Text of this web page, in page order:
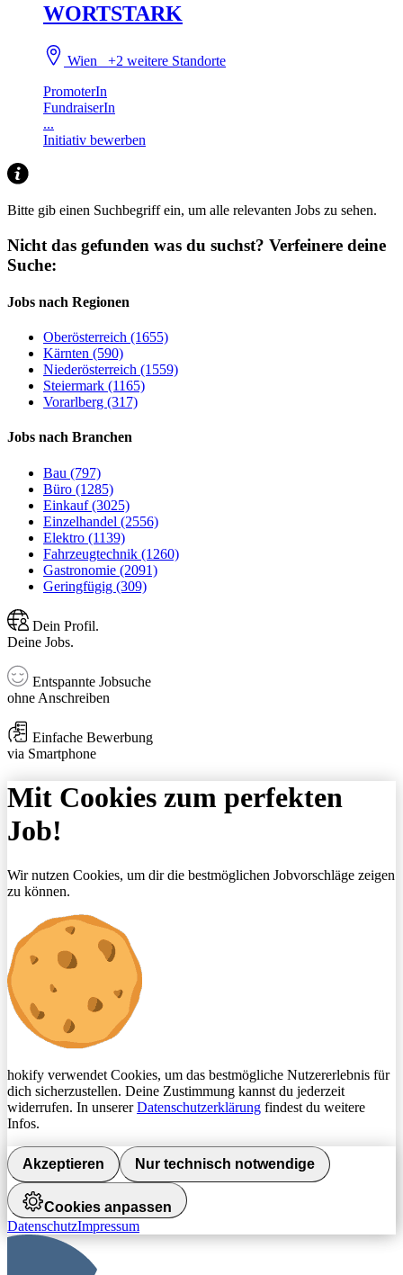
WORTSTARK
Wien+2 weitere Standorte
PromoterIn
FundraiserIn
...
Initiativ bewerben
Bitte gib einen Suchbegriff ein, um alle relevanten Jobs zu sehen.
Nicht das gefunden was du suchst? Verfeinere deine
Suche:
Jobs nach Regionen
Oberösterreich (1655)
Kärnten (590)
Niederösterreich (1559)
Steiermark (1165)
Vorarlberg (317)
Jobs nach Branchen
Bau (797)
Büro (1285)
Einkauf (3025)
Einzelhandel (2556)
Elektro (1139)
Fahrzeugtechnik (1260)
Gastronomie (2091)
Geringfügig (309)
Dein Profil.
Deine Jobs.
Entspannte Jobsuche
ohne Anschreiben
Einfache Bewerbung
via Smartphone
Mit Cookies zum perfekten
Job!
Wir nutzen Cookies, um dir die bestmöglichen Jobvorschläge zeigen
zu können.
hokify verwendet Cookies, um das bestmögliche Nutzererlebnis für
dich sicherzustellen. Deine Zustimmung kannst du jederzeit
widerrufen. In unsererDatenschutzerklärung findest du weitere
Infos.
Akzeptieren Nur technisch notwendige
Cookies anpassen
DatenschutzImpressum